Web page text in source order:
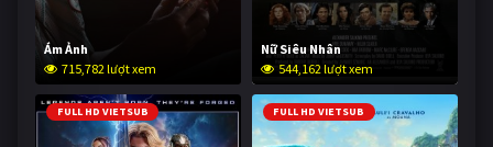
Ám Ảnh
715,782 lượt xem
Nữ Siêu Nhân
544,162 lượt xem
FULL HD VIETSUB FULL HD VIETSUB